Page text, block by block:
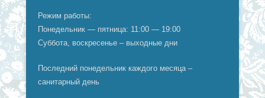
Режим работы:
Понедельник — пятница: 11:00 — 19:00
Суббота, воскресенье – выходные дни
Последний понедельник каждого месяца –
санитарный день